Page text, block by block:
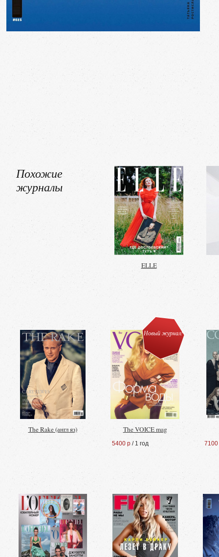
Похожие
журналы
ELLE
The Rake (англ яз)
Новый журнал!
The VOICE mag
5400 р / 1 год 7100